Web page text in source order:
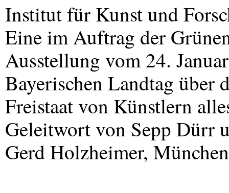
Institut für Kunst und
Eine im Auftrag der
Ausstellung vom 24.
Bayerischen Landtag über
Freistaat von Künstlern
Geleitwort von Sepp Dürr
Gerd Holzheimer,